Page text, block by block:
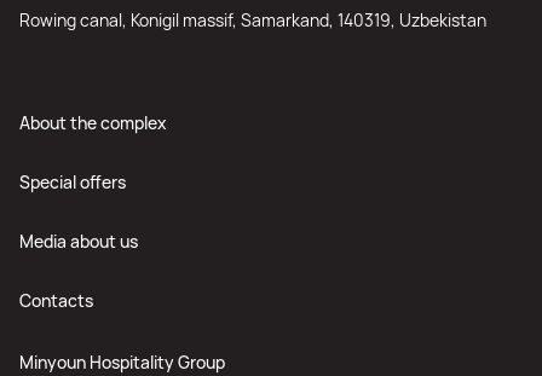
About the complex
Special offers
Media about us
Contacts
Minyoun Hospitality Group
Rowing canal, Konigil massif, Samarkand, 140319, Uzbekistan